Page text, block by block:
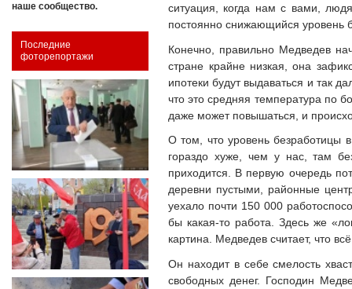
наше сообщество.
Последние
фоторепортажи
ситуация, когда нам с вами,
постоянно снижающийся уровень
Конечно, правильно Медведев
стране крайне низкая, она
ипотеки будут выдаваться и так
что это средняя температура по
даже может повышаться, и
О том, что уровень безработицы
гораздо хуже, чем у нас, там
приходится. В первую очередь
деревни пустыми, районные
уехало почти 150 000
бы какая-то работа. Здесь же
картина. Медведев считает, что
Он находит в себе смелость
свободных денег. Господин